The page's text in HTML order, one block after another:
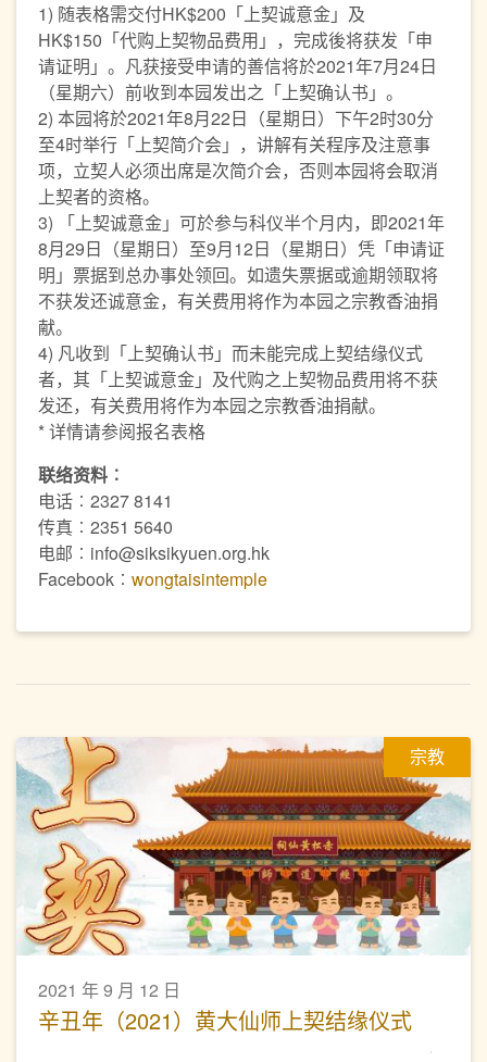
1) 随表格需交付HK$200「上契诚意金」及
HK$150「代购上契物品费用」，完成後将获发「申
请证明」。凡获接受申请的善信将於2021年7月24日
（星期六）前收到本园发出之「上契确认书」。
2) 本园将於2021年8月22日（星期日）下午2时30分
至4时举行「上契简介会」，讲解有关程序及注意事
项，立契人必须出席是次简介会，否则本园将会取消
上契者的资格。
3) 「上契诚意金」可於参与科仪半个月内，即2021年
8月29日（星期日）至9月12日（星期日）凭「申请证
明」票据到总办事处领回。如遗失票据或逾期领取将
不获发还诚意金，有关费用将作为本园之宗教香油捐
献。
4) 凡收到「上契确认书」而未能完成上契结缘仪式
者，其「上契诚意金」及代购之上契物品费用将不获
发还，有关费用将作为本园之宗教香油捐献。
* 详情请参阅报名表格
联络资料︰
电话︰2327 8141
传真︰2351 5640
电邮︰info@siksikyuen.org.hk
Facebook︰ wongtaisintemple
宗教
2021 年 9 月 12 日
辛丑年（2021）黄大仙师上契结缘仪式